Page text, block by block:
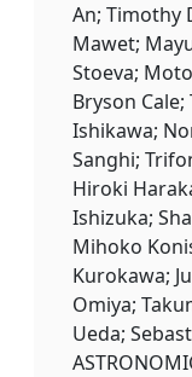
An; Timothy
Mawet;
Stoeva;
Bryson
Ishikawa;
Sanghi;
Hiroki
Ishizuka;
Mihoko
Kurokawa;
Omiya;
Ueda;